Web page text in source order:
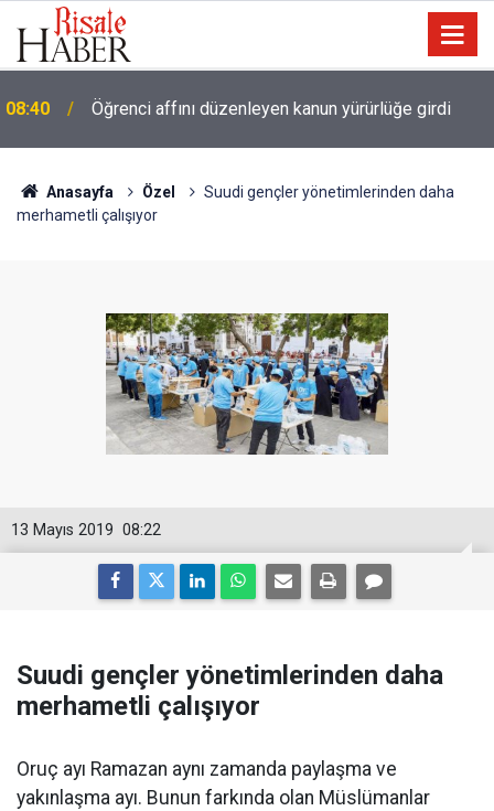
08:40 Öğrenci affını düzenleyen kanun yürürlüğe girdi
Anasayfa Özel
Suudi gençler yönetimlerinden daha
merhametli çalışıyor
08:22
13 Mayıs 2019
Suudi gençler yönetimlerinden daha
merhametli çalışıyor
Oruç ayı Ramazan aynı zamanda paylaşma ve
yakınlaşma ayı. Bunun farkında olan Müslümanlar